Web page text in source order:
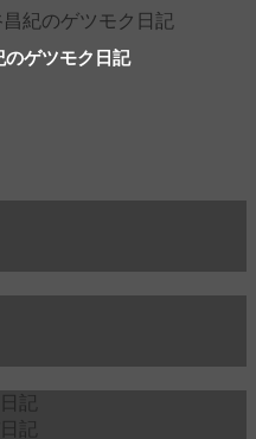
のゲツモク日記
記
記